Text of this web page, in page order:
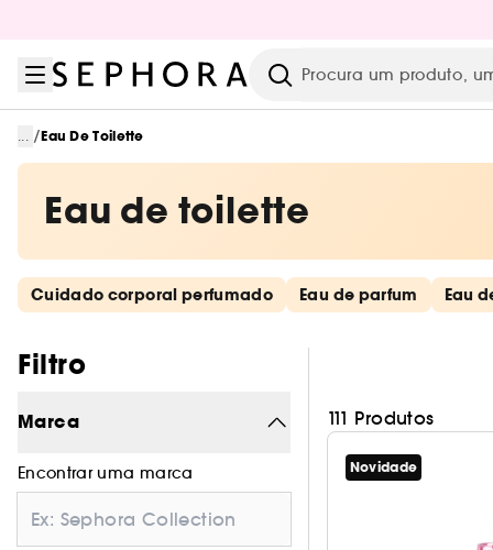
Pesquisar
... /Eau De Toilette
Eau de toilette
Saltar os links rápidos
Cuidado corporal perfumado Eau de parfum Eau
Filtro
Marca
Encontrar uma marca
111 Produtos
Novidade